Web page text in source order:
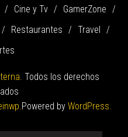
Cine y Tv
GamerZone
Restaurantes
Travel
Todos los derechos
Powered by WordPress.